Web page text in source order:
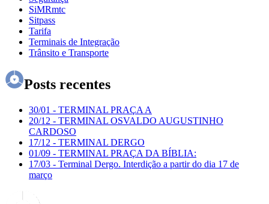
SiMRmtc
Sitpass
Tarifa
Terminais de Integração
Trânsito e Transporte
Posts recentes
30/01 - TERMINAL PRAÇA A
20/12 - TERMINAL OSVALDO AUGUSTINHO
CARDOSO
17/12 - TERMINAL DERGO
01/09 - TERMINAL PRAÇA DA BÍBLIA:
17/03 - Terminal Dergo. Interdição a partir do dia 17 de
março